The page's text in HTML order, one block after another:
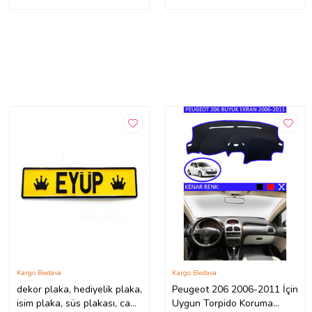
dekor plaka, hediyelik plaka,
isim plaka, süs plakası, cam
Kargo Bedava
Peugeot 206 2006-2011 İçin
Uygun Torpido Koruma
Kargo Bedava